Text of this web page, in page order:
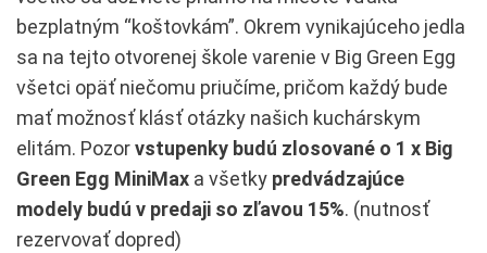
bezplatným “koštovkám”. Okrem vynikajúceho jedla
sa na tejto otvorenej škole varenie v Big Green Egg
všetci opäť niečomu priučíme, pričom každý bude
mať možnosť klásť otázky našich kuchárskym
elitám. Pozorvstupenky budú zlosované o 1 x Big
Green Egg MiniMax a všetky predvádzajúce
modely budú v predaji so zľavou 15%. (nutnosť
rezervovať dopred)